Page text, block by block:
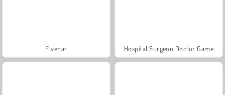
Elvenar Hospital Surgeon Doctor Game